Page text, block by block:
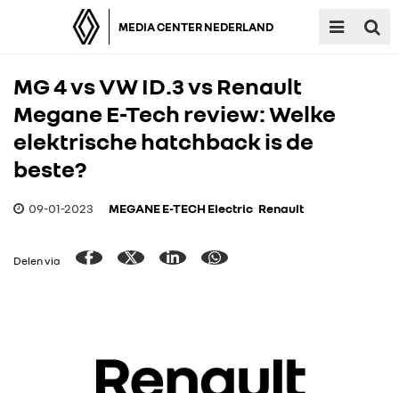
MEDIA CENTER NEDERLAND
MG 4 vs VW ID.3 vs Renault
Megane E-Tech review: Welke
elektrische hatchback is de
beste?
09-01-2023 MEGANE E-TECH Electric Renault
Delen via